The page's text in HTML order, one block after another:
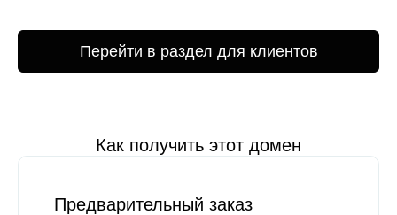
Перейти в раздел для клиентов
Как получить этот домен
Предварительный заказ